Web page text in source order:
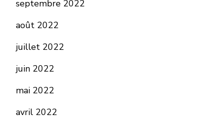
septembre 2022
août 2022
juillet 2022
juin 2022
mai 2022
avril 2022